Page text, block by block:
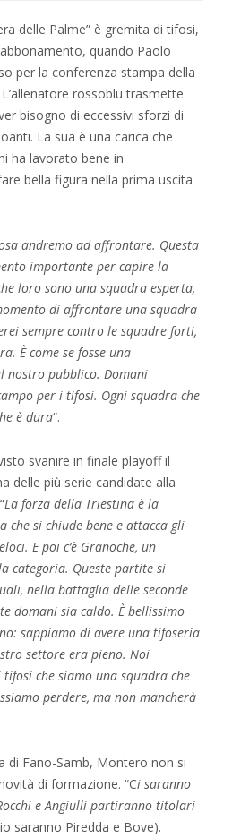
delle Palme” è gremita di tifosi,
quando Paolo
per la conferenza stampa della
rossoblu trasmette
bisogno di eccessivi sforzi di
La sua è una carica che
ha lavorato bene in
bella figura nella prima uscita
andremo ad affrontare. Questa
importante per capire la
loro sono una squadra esperta,
di affrontare una squadra
sempre contro le squadre forti,
È come se fosse una
nostro pubblico. Domani
per i tifosi. Ogni squadra che
è dura“.
svanire in finale playoff il
delle più serie candidate alla
La forza della Triestina è la
che si chiude bene e attacca gli
E poi c’è Granoche, un
categoria. Queste partite si
nella battaglia delle seconde
domani sia caldo. È bellissimo
sappiamo di avere una tifoseria
settore era pieno. Noi
che siamo una squadra che
perdere, ma non mancherà
di Fano-Samb, Montero non si
di formazione. “Ci saranno
e Angiulli partiranno titolari
saranno Piredda e Bove).